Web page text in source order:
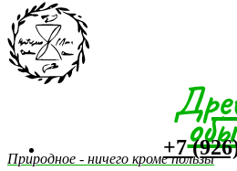
Природное - ничего кроме пользы
+7